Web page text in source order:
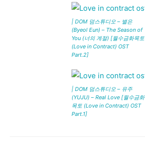
| DOM 덤스튜디오 – 별은
(Byeol Eun) – The Season of
You (너의 계절) [월수금화목토
(Love in Contract) OST
Part.2]
| DOM 덤스튜디오 – 유주
(YUJU) – Real Love [월수금화
목토 (Love in Contract) OST
Part.1]